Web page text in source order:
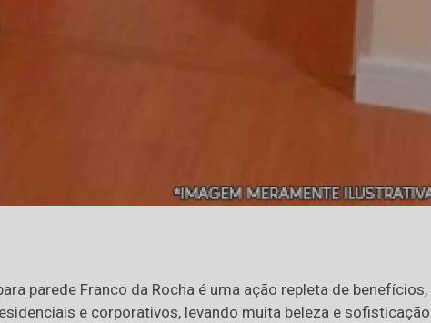
parede Franco da Rocha é uma ação repleta de benefícios,
e corporativos, levando muita beleza e sofisticação.